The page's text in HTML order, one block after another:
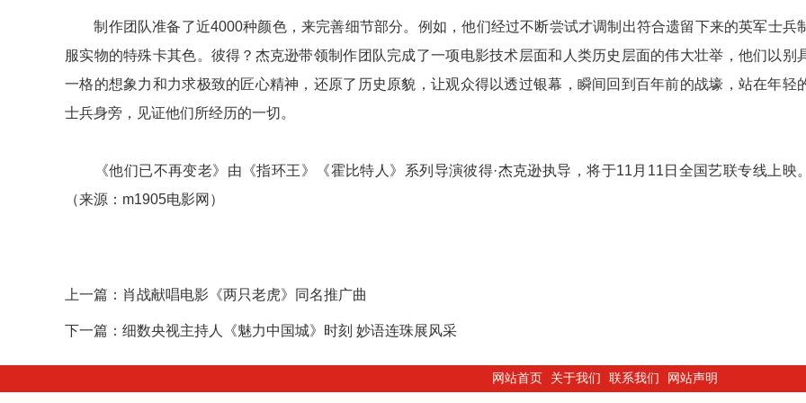
制作团队准备了近4000种颜色，来完善细节部分。例如，他们经过不断尝试才调制出符合遗留下来的英军士兵
服实物的特殊卡其色。彼得？杰克逊带领制作团队完成了一项电影技术层面和人类历史层面的伟大壮举，他们以别
一格的想象力和力求极致的匠心精神，还原了历史原貌，让观众得以透过银幕，瞬间回到百年前的战壕，站在年轻
士兵身旁，见证他们所经历的一切。
《他们已不再变老》由《指环王》《霍比特人》系列导演彼得·杰克逊执导，将于11月11日全国艺联专线上映。
（来源：m1905电影网）
上一篇： 肖战献唱电影《两只老虎》同名推广曲
下一篇： 细数央视主持人《魅力中国城》时刻 妙语连珠展风采
网站首页 关于我们 联系我们 网站声明